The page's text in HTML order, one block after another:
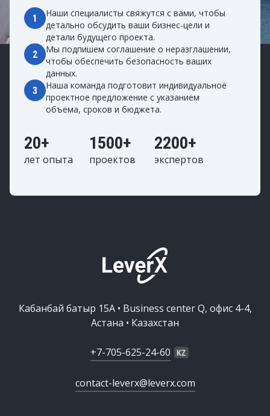
1
Наши специалисты свяжутся с вами, чтобы
детально обсудить ваши бизнес-цели и
детали будущего проекта.
2
Мы подпишем соглашение о неразглашении,
чтобы обеспечить безопасность ваших
данных.
3
Наша команда подготовит индивидуальное
проектное предложение с указанием
объема, сроков и бюджета.
20+
лет опыта
1500+
проектов
2200+
экспертов
Кабанбай батыр 15А • Business center Q, офис 4-4,
Астана • Казахстан
+7-705-625-24-60
contact-leverx@leverx.com